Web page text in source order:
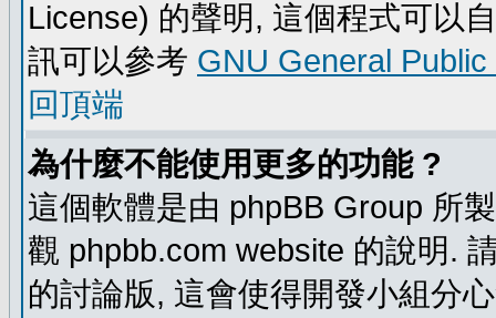
License) 的聲明, 這個程式可以
訊可以參考 GNU General
回頂端
為什麼不能使用更多的功能 ?
這個軟體是由 phpBB Group 所
觀 phpbb.com website 的說明.
的討論版, 這會使得開發小組分